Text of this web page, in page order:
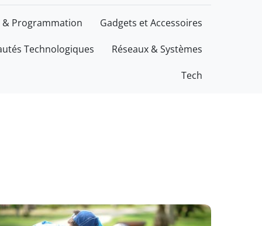
Programmation Gadgets et Accessoires
Technologiques Réseaux & Systèmes
Tech